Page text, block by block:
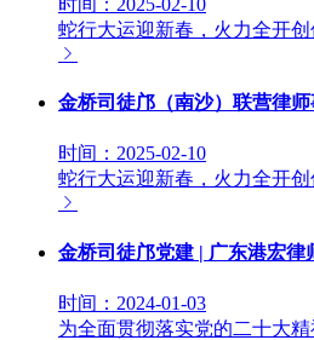
蛇行大运迎新春，火力全开
金桥司徒邝（南沙）联营律
时间：2025-02-10
蛇行大运迎新春，火力全开
金桥司徒邝党建 | 广东港宏
时间：2024-01-03
为全面贯彻落实党的二十大